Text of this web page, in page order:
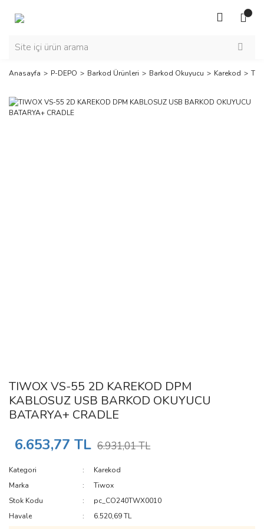
Anasayfa P-DEPO Barkod Ürünleri Barkod Okuyucu Karekod
TIWOX VS-55 2D KAREKOD DPM
KABLOSUZ USB BARKOD OKUYUCU
BATARYA+ CRADLE
6.653,77 TL 6.931,01 TL
Kategori
Karekod
Marka
Tiwox
Stok Kodu
pc_CO240TWX0010
Havale
6.520,69 TL